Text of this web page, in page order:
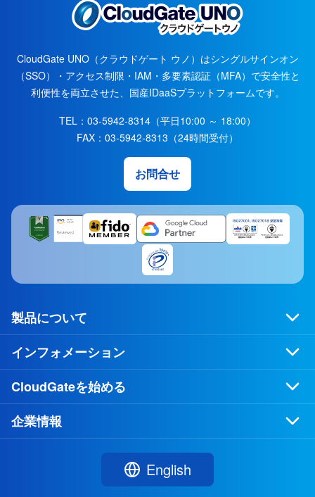
CloudGate UNO（クラウドゲート ウノ）はシングルサインオン
（SSO）・アクセス制限・IAM・多要素認証（MFA）で安全性と
利便性を両立させた、国産IDaaSプラットフォームです。
TEL： 03-5942-8314 （平日10:00 ～ 18:00）
FAX： 03-5942-8313 （24時間受付）
お問合せ
製品について
インフォメーション
CloudGateを始める
企業情報
English